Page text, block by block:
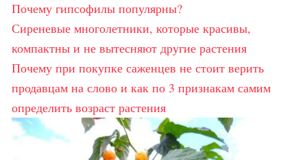
Почему гипсофилы популярны?
Сиреневые многолетники, которые красивы,
компактны и не вытесняют другие растения
Почему при покупке саженцев не стоит верить
продавцам на слово и как по 3 признакам самим
определить возраст растения